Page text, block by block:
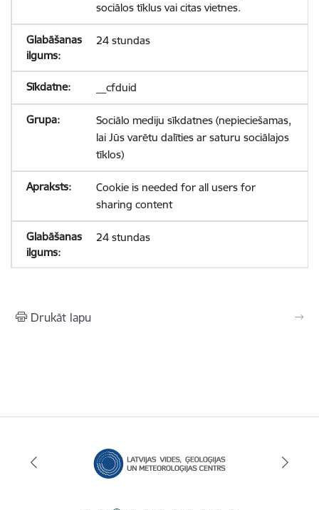
sociālos tīklus vai citas vietnes.
24 stundas
__cfduid
Sociālo mediju sīkdatnes (nepieciešamas,
lai Jūs varētu dalīties ar saturu sociālajos
tīklos)
Cookie is needed for all users for
sharing content
24 stundas
Drukāt lapu